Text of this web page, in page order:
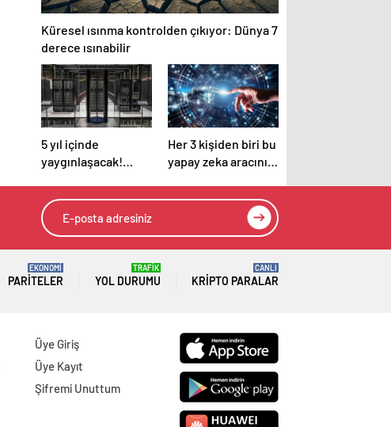
Küresel ısınma kontrolden çıkıyor: Dünya 7
derece ısınabilir
5 yıl içinde
yaygınlaşacak!
Google açıkladı
Her 3 kişiden biri bu
yapay zeka aracını
PARITELER
EKONOMİ
YOL DURUMU
TRAFİK
KRIPTO PARALAR
CANLI
Üye Giriş
Üye Kayıt
Şifremi Unuttum